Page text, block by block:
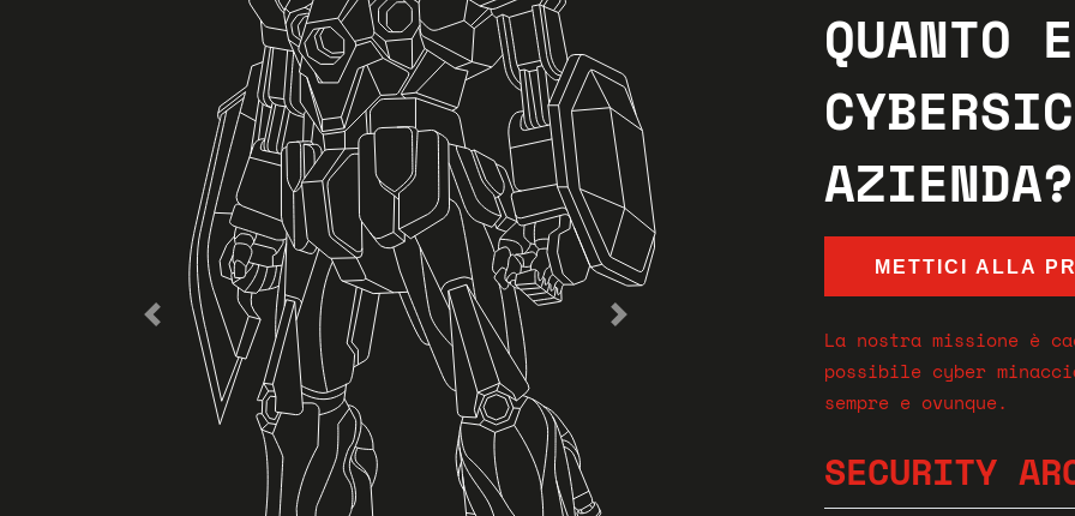
QUANTO
AZIENDA?
METTICI ALLA
La nostra missione è
possibile cyber
sempre e ovunque.
SECURITY
QUANTO
AZIENDA?
METTICI ALLA
La nostra missione è
possibile cyber
sempre e ovunque.
SECURITY